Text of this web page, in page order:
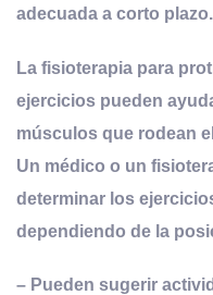
adecuada a corto plazo.
La fisioterapia para
ejercicios pueden
músculos que rodean
Un médico o un
determinar los
dependiendo de la
– Pueden sugerir